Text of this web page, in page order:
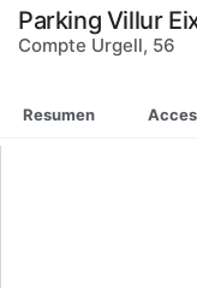
Parking Villur
Compte Urgell, 56
Resumen